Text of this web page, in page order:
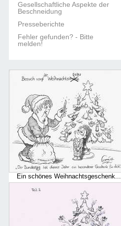
Gesellschaftliche Aspekte der
Beschneidung
Presseberichte
Fehler gefunden? - Bitte
melden!
Ein schönes Weihnachtsgeschenk...